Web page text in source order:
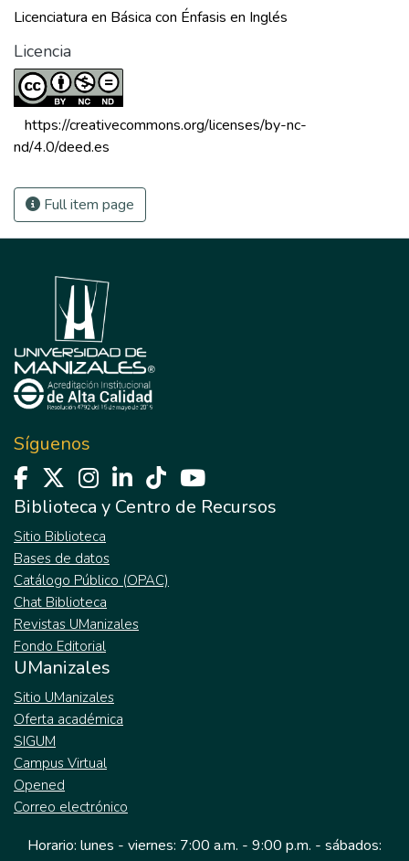
Licenciatura en Básica con Énfasis en Inglés
Licencia
https://creativecommons.org/licenses/by-nc-
nd/4.0/deed.es
Full item page
Síguenos
Biblioteca y Centro de Recursos
Sitio Biblioteca
Bases de datos
Catálogo Público (OPAC)
Chat Biblioteca
Revistas UManizales
Fondo Editorial
UManizales
Sitio UManizales
Oferta académica
SIGUM
Campus Virtual
Opened
Correo electrónico
Horario: lunes - viernes: 7:00 a.m. - 9:00 p.m. - sábados: